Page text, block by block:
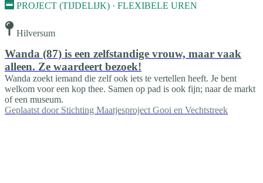
PROJECT (TIJDELIJK) · FLEXIBELE UREN
Hilversum
Wanda (87) is een zelfstandige vrouw, maar vaak
alleen. Ze waardeert bezoek!
Wanda zoekt iemand die zelf ook iets te vertellen heeft. Je bent
welkom voor een kop thee. Samen op pad is ook fijn; naar de markt
of een museum.
Geplaatst door Stichting Maatjesproject Gooi en Vechtstreek